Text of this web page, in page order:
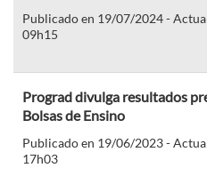
Publicado en 19/07/2024 -
09h15
Prograd divulga resultados
Bolsas de Ensino
Publicado en 19/06/2023 -
17h03